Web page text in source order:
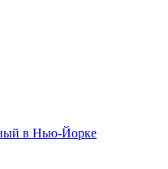
в Нью-Йорке